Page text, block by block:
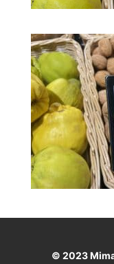
© 2023